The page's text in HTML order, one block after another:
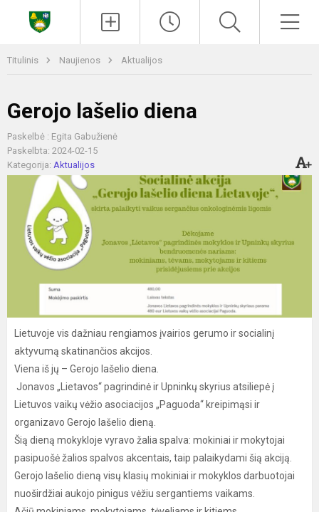
Titulinis Naujienos Aktualijos
Gerojo lašelio diena
Paskelbė : Egita Gabužienė
Paskelbta: 2024-02-15
Kategorija: Aktualijos
Lietuvoje vis dažniau rengiamos įvairios gerumo ir socialinį
aktyvumą skatinančios akcijos.
Viena iš jų – Gerojo lašelio diena.
Jonavos „Lietavos“ pagrindinė ir Upninkų skyrius atsiliepė į
Lietuvos vaikų vėžio asociacijos „Paguoda“ kreipimąsi ir
organizavo Gerojo lašelio dieną.
Šią dieną mokykloje vyravo žalia spalva: mokiniai ir mokytojai
pasipuošė žalios spalvos akcentais, taip palaikydami šią akciją.
Gerojo lašelio dieną visų klasių mokiniai ir mokyklos darbuotojai
nuoširdžiai aukojo pinigus vėžiu sergantiems vaikams.